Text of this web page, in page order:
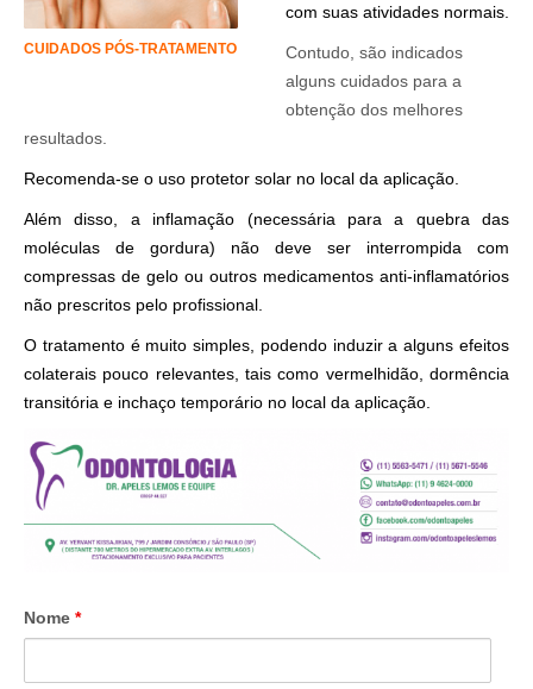
CUIDADOS PÓS-TRATAMENTO
com suas atividades normais.
Contudo, são indicados
alguns cuidados para a
obtenção dos melhores
resultados.
Recomenda-se o uso protetor solar no local da aplicação.
Além disso, a inflamação (necessária para a quebra das
moléculas de gordura) não deve ser interrompida com
compressas de gelo ou outros medicamentos anti-inflamatórios
não prescritos pelo profissional.
O tratamento é muito simples, podendo induzir a alguns efeitos
colaterais pouco relevantes, tais como vermelhidão, dormência
transitória e inchaço temporário no local da aplicação.
Nome *